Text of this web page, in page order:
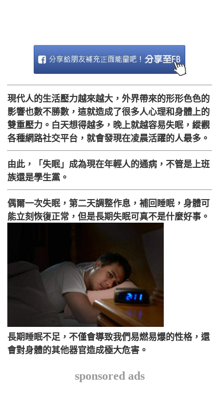
現代人的生活壓力越來越大，外界帶來的形形色色的
影響也數不勝數，這就造成了很多人心理和身體上的
雙重壓力。白天想得越多，晚上就越容易失眠，縱觀
各種網路社交平台，就會發現在凌晨活躍的人最多。
由此，「失眠」成為現在年輕人的通病，不管是上班
族還是學生黨。
偶爾一次失眠，第二天調整作息，補回睡眠，身體可
能立刻恢復正常，但是長期失眠可真不是什麼好事。
長期睡眠不足，不僅會導致我們易燃易爆的性格，還
會對身體的其他器官造成極大危害。
sponsored ads